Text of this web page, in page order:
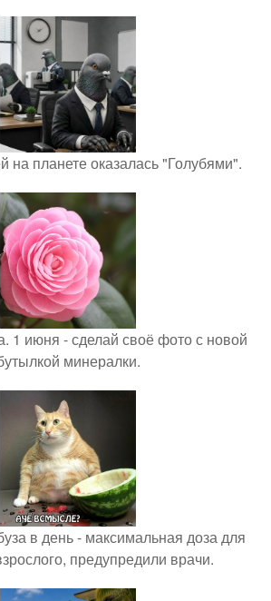
на планете оказалась "Голубями".
1 июня - сделай своё фото с новой
минералки.
в день - максимальная доза для
предупредили врачи.